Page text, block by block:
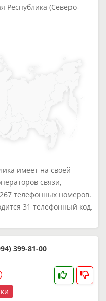
Республика (Северо-
имеет на своей
связи,
телефонных номеров.
31 телефонный код.
399-81-00